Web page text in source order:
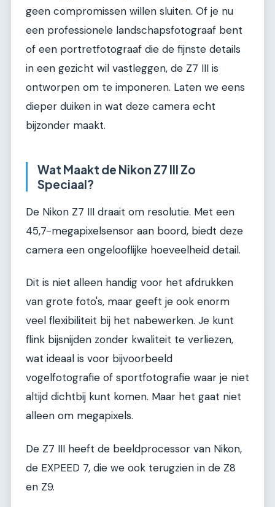
geen compromissen willen sluiten. Of je nu
een professionele landschapsfotograaf bent
of een portretfotograaf die de fijnste details
in een gezicht wil vastleggen, de Z7 III is
ontworpen om te imponeren. Laten we eens
dieper duiken in wat deze camera echt
bijzonder maakt.
Wat Maakt de Nikon Z7 III Zo
Speciaal?
De Nikon Z7 III draait om resolutie. Met een
45,7-megapixelsensor aan boord, biedt deze
camera een ongelooflijke hoeveelheid detail.
Dit is niet alleen handig voor het afdrukken
van grote foto's, maar geeft je ook enorm
veel flexibiliteit bij het nabewerken. Je kunt
flink bijsnijden zonder kwaliteit te verliezen,
wat ideaal is voor bijvoorbeeld
vogelfotografie of sportfotografie waar je niet
altijd dichtbij kunt komen. Maar het gaat niet
alleen om megapixels.
De Z7 III heeft de beeldprocessor van Nikon,
de EXPEED 7, die we ook terugzien in de Z8
en Z9.